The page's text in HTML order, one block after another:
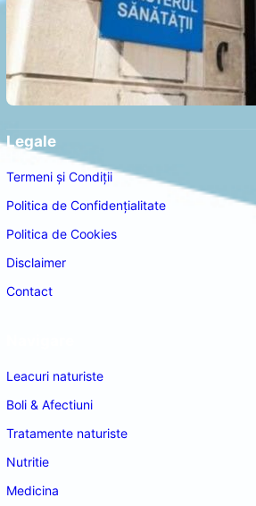
Legale
Termeni și Condiții
Politica de Confidențialitate
Politica de Cookies
Disclaimer
Contact
Leacuri naturiste
Boli & Afectiuni
Tratamente naturiste
Nutritie
Medicina